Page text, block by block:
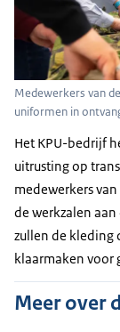
Medewerkers van
uniformen in
Het KPU-bedrijf
uitrusting op
medewerkers
de werkzalen
zullen de kleding
klaarmaken voor
Meer over